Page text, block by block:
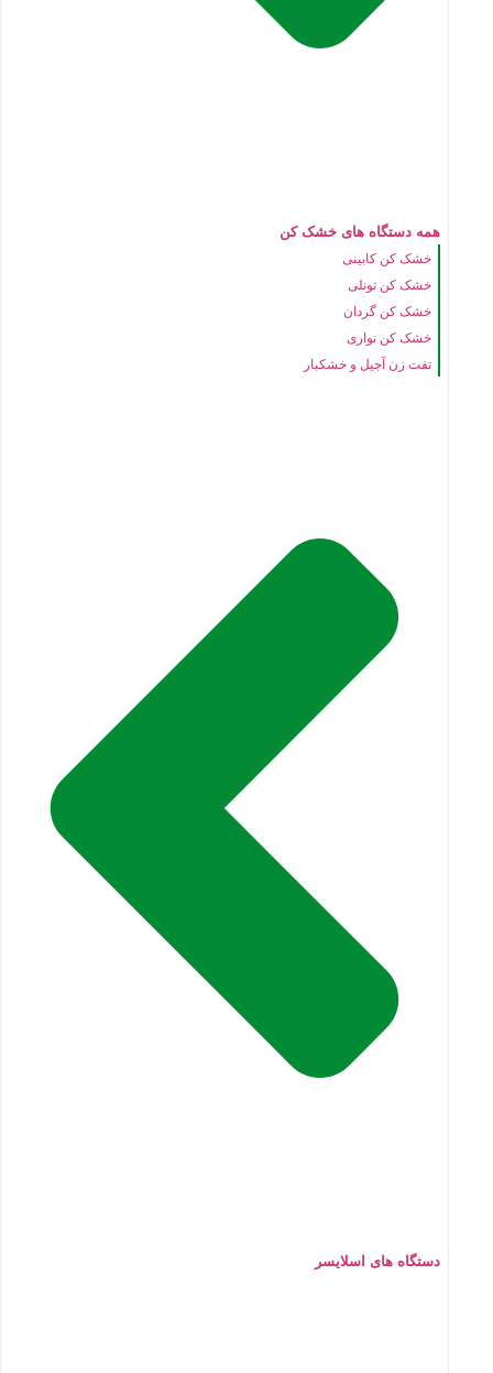
همه دستگاه های خشک کن
خشک کن کابینی
خشک کن تونلی
خشک کن گردان
خشک کن نواری
تفت زن آجیل و خشکبار
دستگاه های اسلایسر